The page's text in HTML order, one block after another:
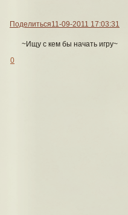
Поделиться11-09-2011 17:03:31
~Ищу с кем бы начать игру~
0